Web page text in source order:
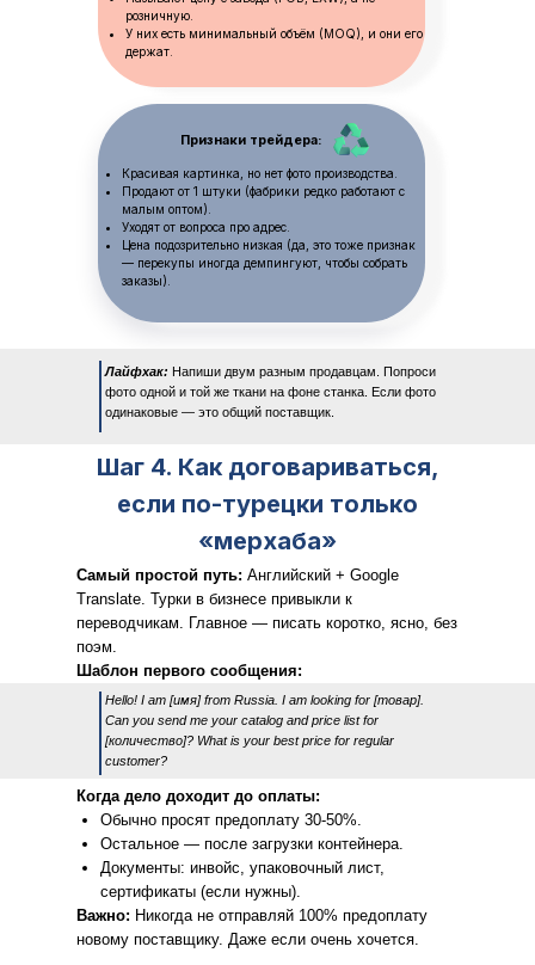
Признаки трейдера:
розничную.
У них есть минимальный объём (MOQ), и они его
держат.
Красивая картинка, но нет фото производства.
Продают от 1 штуки (фабрики редко работают с
малым оптом).
Уходят от вопроса про адрес.
Цена подозрительно низкая (да, это тоже признак
— перекупы иногда демпингуют, чтобы собрать
заказы).
Лайфхак: Напиши двум разным продавцам. Попроси
фото одной и той же ткани на фоне станка. Если фото
одинаковые — это общий поставщик.
Шаг 4. Как договариваться,
если по-турецки только
«мерхаба»
Самый простой путь: Английский + Google
Translate. Турки в бизнесе привыкли к
переводчикам. Главное — писать коротко, ясно, без
поэм.
Шаблон первого сообщения:
Hello! I am [имя] from Russia. I am looking for [товар].
Can you send me your catalog and price list for
[количество]? What is your best price for regular
customer?
Когда дело доходит до оплаты:
Обычно просят предоплату 30-50%.
Остальное — после загрузки контейнера.
Документы: инвойс, упаковочный лист,
сертификаты (если нужны).
Важно: Никогда не отправляй 100% предоплату
новому поставщику. Даже если очень хочется.